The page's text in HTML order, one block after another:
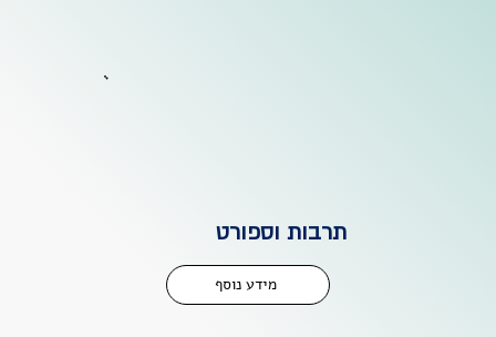
תרבות וספורט
מידע נוסף